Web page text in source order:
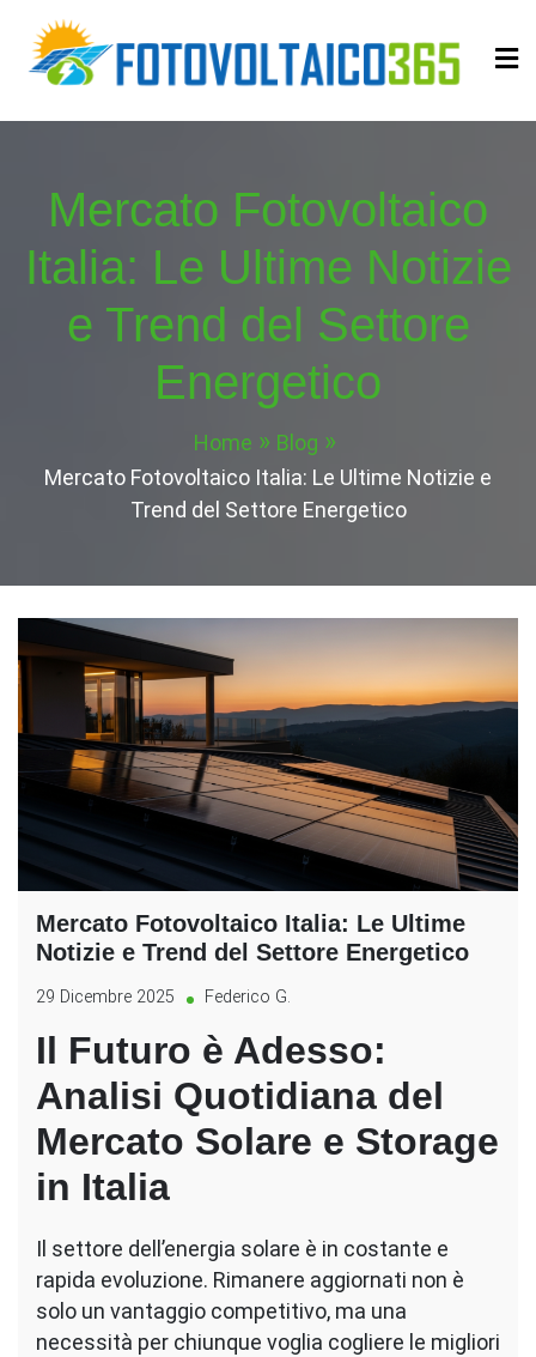
content
Fotovoltaico365
Impianto a Costo Zero Autofinanziato
Mercato Fotovoltaico
Italia: Le Ultime Notizie
e Trend del Settore
Energetico
Home
Blog
Mercato Fotovoltaico Italia: Le Ultime Notizie e
Trend del Settore Energetico
Mercato Fotovoltaico Italia: Le Ultime
Notizie e Trend del Settore Energetico
29 Dicembre 2025 Federico G.
Il Futuro è Adesso:
Analisi Quotidiana del
Mercato Solare e Storage
in Italia
Il settore dell’energia solare è in costante e
rapida evoluzione. Rimanere aggiornati non è
solo un vantaggio competitivo, ma una
necessità per chiunque voglia cogliere le migliori